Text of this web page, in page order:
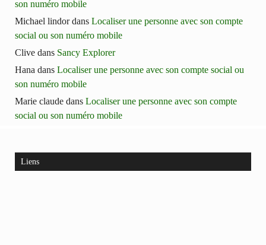
son numéro mobile
Michael lindordans Localiser une personne avec son compte
social ou son numéro mobile
Clive dans Sancy Explorer
Hana dans Localiser une personne avec son compte social ou
son numéro mobile
Marie claude dans Localiser une personne avec son compte
social ou son numéro mobile
Liens